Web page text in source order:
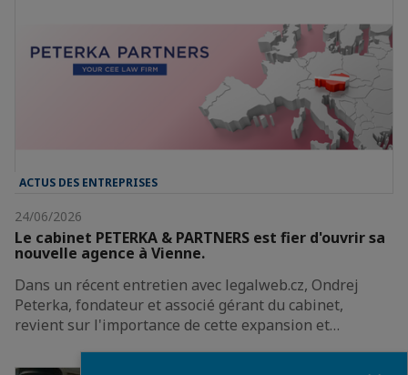
ACTUS DES ENTREPRISES
24/06/2026
Le cabinet PETERKA & PARTNERS est fier d'ouvrir sa
nouvelle agence à Vienne.
Dans un récent entretien avec legalweb.cz, Ondrej
Peterka, fondateur et associé gérant du cabinet,
revient sur l'importance de cette expansion et…